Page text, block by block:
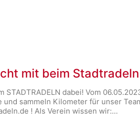
mit beim Stadtradeln
STADTRADELN dabei! Vom
und sammeln Kilometer für unser
! Als Verein wissen wir:…